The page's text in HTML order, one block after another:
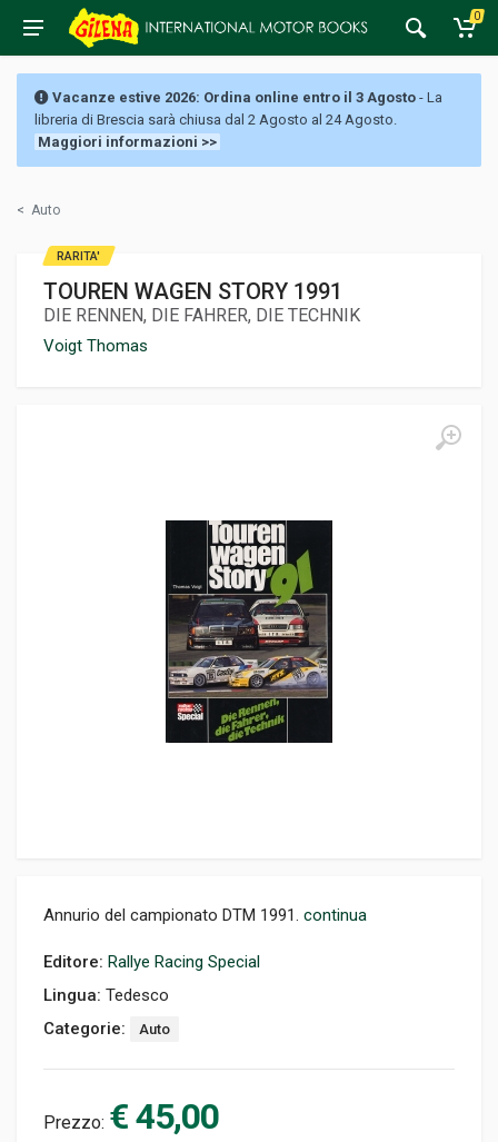
0
Vacanze estive 2026: Ordina online entro il 3 Agosto - La
libreria di Brescia sarà chiusa dal 2 Agosto al 24 Agosto.
Maggiori informazioni >>
< Auto
TOUREN WAGEN STORY 1991
DIE RENNEN, DIE FAHRER, DIE TECHNIK
Voigt Thomas
Annurio del campionato DTM 1991. continua
Editore: Rallye Racing Special
Lingua: Tedesco
Categorie:
Auto
RARITA'
Prezzo: € 45,00